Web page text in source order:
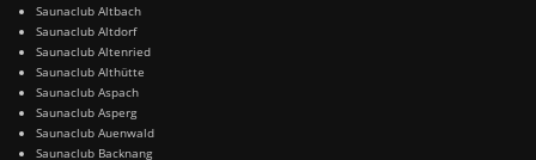
Saunaclub Altbach
Saunaclub Altdorf
Saunaclub Altenried
Saunaclub Althütte
Saunaclub Aspach
Saunaclub Asperg
Saunaclub Auenwald
Saunaclub Backnang